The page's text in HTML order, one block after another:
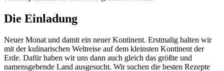
Die Einladung
Neuer Monat und damit ein neuer Kontinent. Erstmalig halten wir
mit der kulinarischen Weltreise auf dem kleinsten Kontinent der
Erde. Dafür haben wir uns dann auch gleich das größte und
namensgebende Land ausgesucht. Wir suchen die besten Rezepte